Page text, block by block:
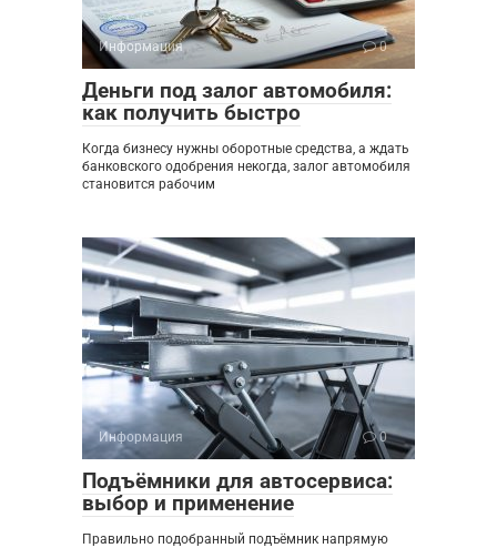
Информация 0
Деньги под залог автомобиля:
как получить быстро
Когда бизнесу нужны оборотные средства, а ждать
банковского одобрения некогда, залог автомобиля
становится рабочим
Информация 0
Подъёмники для автосервиса:
выбор и применение
Правильно подобранный подъёмник напрямую